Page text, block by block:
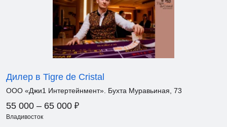
Дилер в Tigre de Cristal
ООО «Джи1 Интертейнмент». Бухта Муравьиная, 73
55 000 – 65 000 ₽
Владивосток